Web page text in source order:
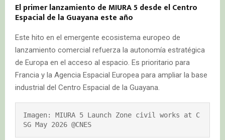
El primer lanzamiento de MIURA 5 desde el Centro
Espacial de la Guayana este año
Este hito en el emergente ecosistema europeo de
lanzamiento comercial refuerza la autonomía estratégica
de Europa en el acceso al espacio. Es prioritario para
Francia y la Agencia Espacial Europea para ampliar la base
industrial del Centro Espacial de la Guayana.
Imagen: MIURA 5 Launch Zone civil works at C
SG May 2026 @CNES